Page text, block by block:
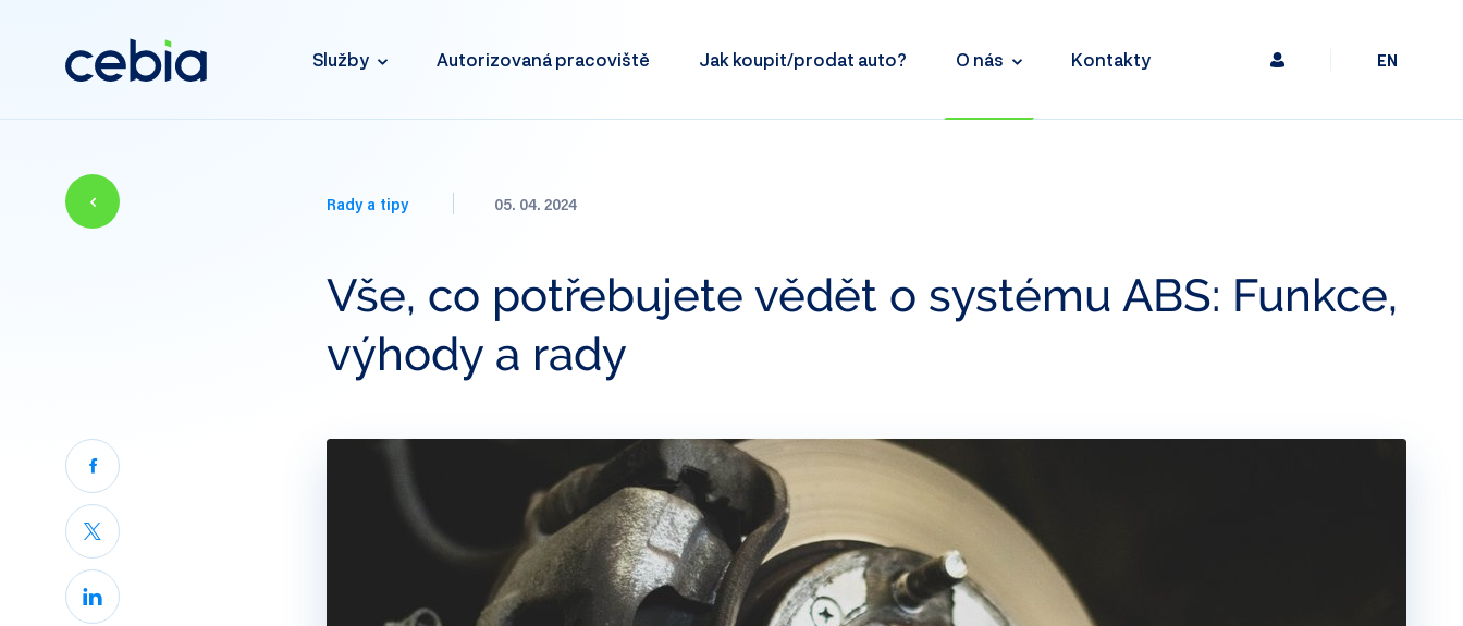
Služby Autorizovaná pracoviště Jak koupit/prodat auto? O nás Kontakty EN
Vše, co potřebujete vědět o systému ABS: Funkce,
výhody a rady
Rady a tipy 05. 04. 2024